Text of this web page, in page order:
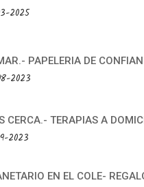
2025
PAPELERIA DE
2023
CERCA.- TERAPIAS A
2023
EN EL COLE-